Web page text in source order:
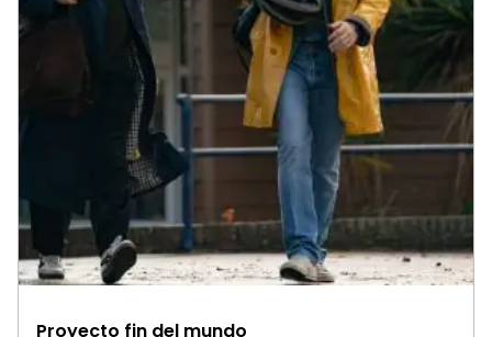
Proyecto fin del mundo